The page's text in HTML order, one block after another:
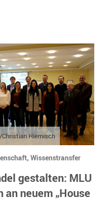
Hiemisch
Wissenstransfer
gestalten: MLU
neuem „House